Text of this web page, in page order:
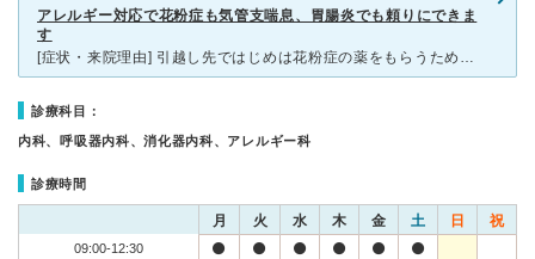
アレルギー対応で花粉症も気管支喘息、胃腸炎でも頼りにできま
す
[症状・来院理由] 引越し先ではじめは花粉症の薬をもらうために受信しました。 [医師の診断・治療法] そこで以前より飲んでいた薬を言い、良い薬があるということでいままでと違う薬を処方していただき
診療科目：
内科、呼吸器内科、消化器内科、アレルギー科
診療時間
月 火 水 木 金 土 日 祝
09:00-12:30